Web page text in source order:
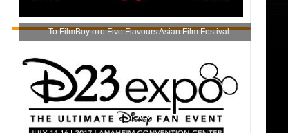
Το FilmBoy στο Five Flavours Asian Film Festival